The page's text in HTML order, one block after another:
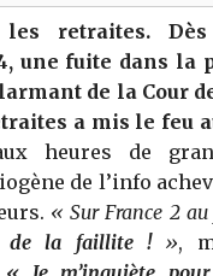
les retraites.
une fuite dans la
de la Cour
a mis le feu
heures de
de l’info
« Sur France 2
de la faillite ! »,